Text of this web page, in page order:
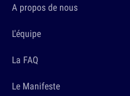
A propos de nous
L'équipe
La FAQ
Le Manifeste